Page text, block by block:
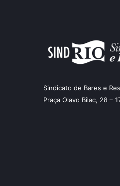
Sindicato de Bares e
Praça Olavo Bilac, 28 –